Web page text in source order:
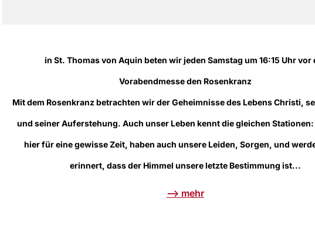
in St. Thomas von Aquin beten wir jeden Samstag um 16:15 Uhr vor
Vorabendmesse den Rosenkranz
Mit dem Rosenkranz betrachten wir der Geheimnisse des Lebens Christi,
und seiner Auferstehung. Auch unser Leben kennt die gleichen
hier für eine gewisse Zeit, haben auch unsere Leiden, Sorgen, und
erinnert, dass der Himmel unsere letzte Bestimmung ist...
--> mehr